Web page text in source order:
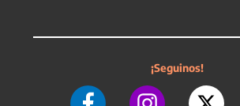
¡Seguinos!